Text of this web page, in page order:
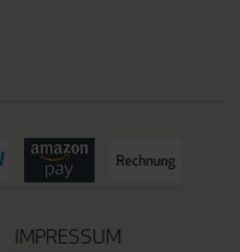
IMPRESSUM